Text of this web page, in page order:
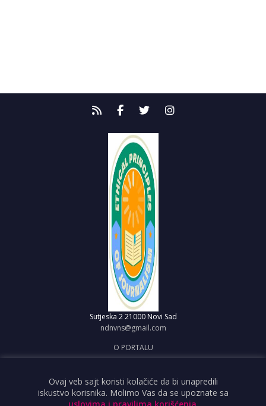
Sutjeska 2 21000 Novi Sad
ndnvns@gmail.com
O PORTALU
OBJAVI VEST
USLOVI KORIŠĆENJA
Ovaj veb sajt koristi kolačiće da bi unapredili
iskustvo korisnika. Molimo Vas da se upoznate sa